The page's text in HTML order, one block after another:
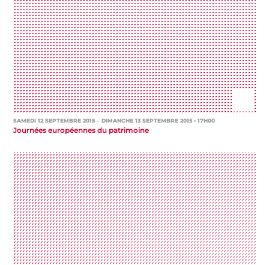
SAMEDI 12 SEPTEMBRE 2015– DIMANCHE 13 SEPTEMBRE 2015 • 17H00
Journées européennes du patrimoine